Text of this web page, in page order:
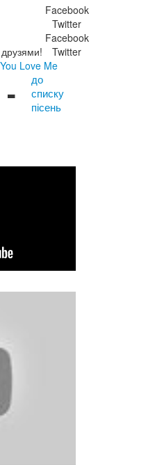
друзями!
Facebook
Twitter
Facebook
Twitter
Love Me
до
списку
пісень